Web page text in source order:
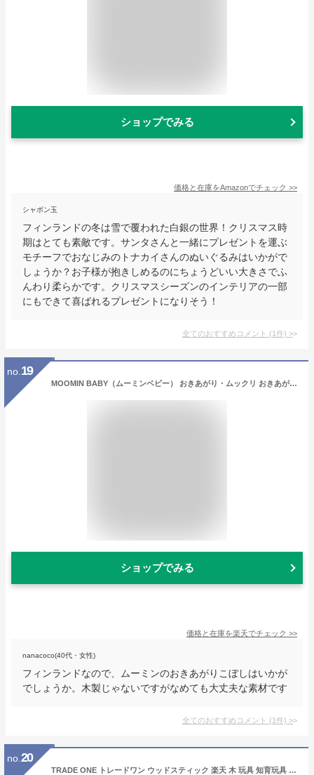
ショップでみる
価格と在庫をAmazonでチェック >>
シャボン玉
フィンランドの冬は雪で覆われた白銀の世界！クリスマス時
期はとても素敵です。サンタさんと一緒にプレゼントを運ぶ
モチーフでおなじみのトナカイさんのぬいぐるみはいかがで
しょうか？お子様が抱きしめるのにちょうどいい大きさでふ
んわり柔らかです。クリスマスシーズンのインテリアの一部
にもできて喜ばれるプレゼントになりそう！
全てのおすすめコメント (1件) >
no. 19
MOOMIN BABY（ムーミンベビー） おきあがり・ムックリ おきあがりこぼし おもちゃ ベビー ベビートイ 出産祝い
ショップでみる
価格と在庫を楽天でチェック >>
nanacoco(40代・女性)
フィンランドなので、ムーミンのおきあがりこぼしはいかが
でしょうか。木製じゃないですがなめても大丈夫な素材です
全てのおすすめコメント (1件) >
no. 20
TRADE ONE トレードワン ウッドスティック 楽天 木 玩具 知育玩具 おもちゃ 木製 アウトドア レジャー スポーツ ゲーム 外遊び 学習 フィンランド 北欧 モルック ギフト